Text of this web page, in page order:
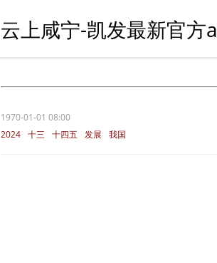
云上咸宁-凯发最新官方
1970-01-01 08:00
2024 十三 十四五 发展 我国